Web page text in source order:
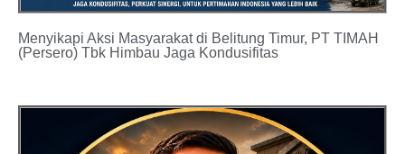
Menyikapi Aksi Masyarakat di Belitung Timur, PT TIMAH
(Persero) Tbk Himbau Jaga Kondusifitas